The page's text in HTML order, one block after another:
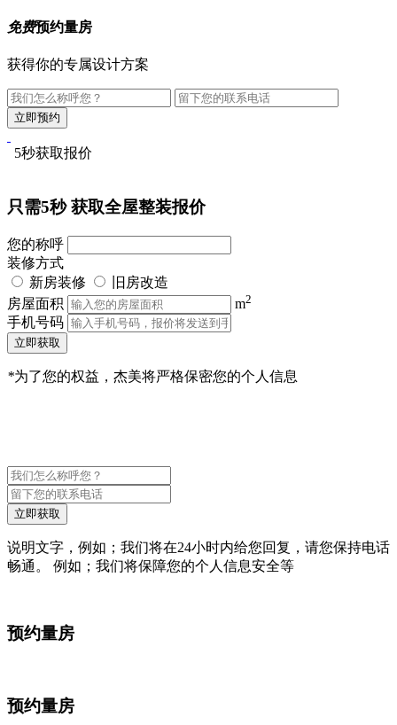
免费预约量房
获得你的专属设计方案
5秒获取报价
只需5秒获取全屋整装报价
您的称呼
装修方式
新房装修
旧房改造
房屋面积
m2
手机号码
立即获取
*为了您的权益，杰美将严格保密您的个人信息
立即获取
说明文字，例如；我们将在24小时内给您回复，请您保持电话
畅通。 例如；我们将保障您的个人信息安全等
预约量房
预约量房